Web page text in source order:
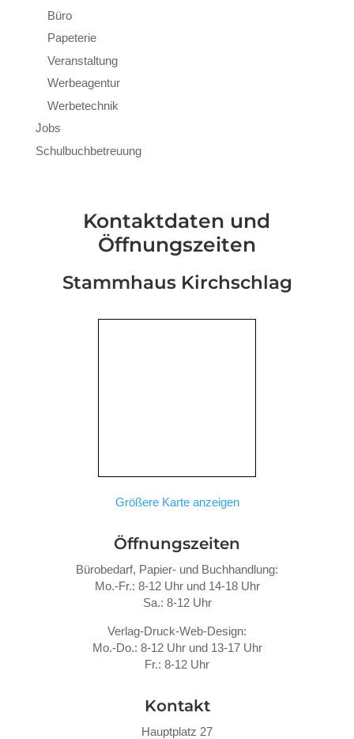
Büro
Papeterie
Veranstaltung
Werbeagentur
Werbetechnik
Jobs
Schulbuchbetreuung
Kontaktdaten und
Öffnungszeiten
Stammhaus Kirchschlag
Größere Karte anzeigen
Öffnungszeiten
Bürobedarf, Papier- und Buchhandlung:
Mo.-Fr.: 8-12 Uhr und 14-18 Uhr
Sa.: 8-12 Uhr
Verlag-Druck-Web-Design:
Mo.-Do.: 8-12 Uhr und 13-17 Uhr
Fr.: 8-12 Uhr
Kontakt
Hauptplatz 27